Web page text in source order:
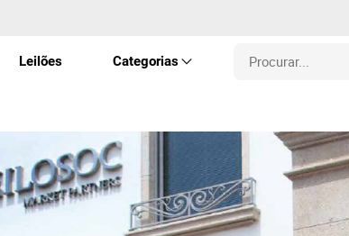
Leilões Categorias
Veículos